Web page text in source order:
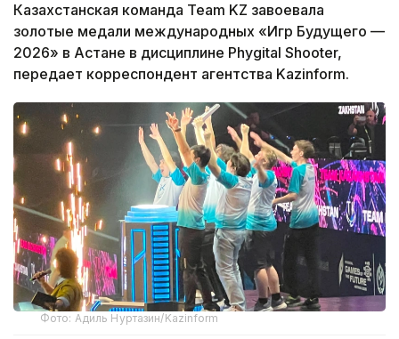
Казахстанская команда Team KZ завоевала
золотые медали международных «Игр Будущего —
2026» в Астане в дисциплине Phygital Shooter,
передает корреспондент агентства Kazinform.
Фото: Адиль Нуртазин/Kazinform